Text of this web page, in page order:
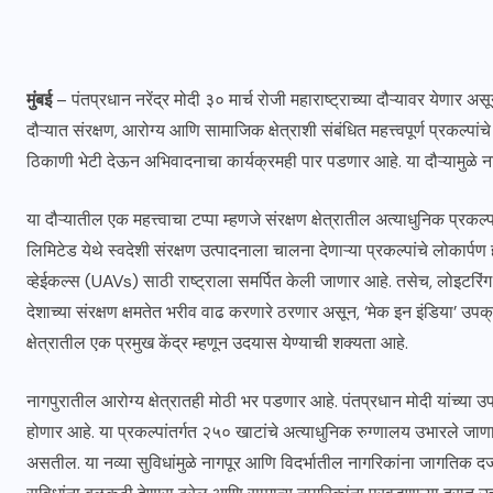
मुंबई– पंतप्रधान नरेंद्र मोदी ३० मार्च रोजी महाराष्ट्राच्या दौऱ्यावर येणार
दौऱ्यात संरक्षण, आरोग्य आणि सामाजिक क्षेत्राशी संबंधित महत्त्वपूर्ण
ठिकाणी भेटी देऊन अभिवादनाचा कार्यक्रमही पार पडणार आहे. या दौऱ्यामुळे
या दौऱ्यातील एक महत्त्वाचा टप्पा म्हणजे संरक्षण क्षेत्रातील अत्याधुनिक
लिमिटेड येथे स्वदेशी संरक्षण उत्पादनाला चालना देणाऱ्या प्रकल्पांचे
व्हेईकल्स (UAVs) साठी राष्ट्राला समर्पित केली जाणार आहे. तसेच,
देशाच्या संरक्षण क्षमतेत भरीव वाढ करणारे ठरणार असून, ‘मेक इन इंडिया’
क्षेत्रातील एक प्रमुख केंद्र म्हणून उदयास येण्याची शक्यता आहे.
नागपुरातील आरोग्य क्षेत्रातही मोठी भर पडणार आहे. पंतप्रधान मोदी यांच्या
होणार आहे. या प्रकल्पांतर्गत २५० खाटांचे अत्याधुनिक रुग्णालय उभारले
असतील. या नव्या सुविधांमुळे नागपूर आणि विदर्भातील नागरिकांना जागतिक